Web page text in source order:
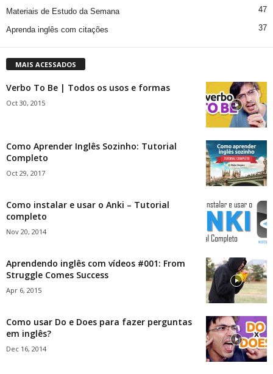
Materiais de Estudo da Semana 47
Aprenda inglês com citações 37
MAIS ACESSADOS
Verbo To Be | Todos os usos e formas
Oct 30, 2015
Como Aprender Inglês Sozinho: Tutorial
Completo
Oct 29, 2017
Como instalar e usar o Anki – Tutorial
completo
Nov 20, 2014
Aprendendo inglês com vídeos #001: From
Struggle Comes Success
Apr 6, 2015
Como usar Do e Does para fazer perguntas
em inglês?
Dec 16, 2014